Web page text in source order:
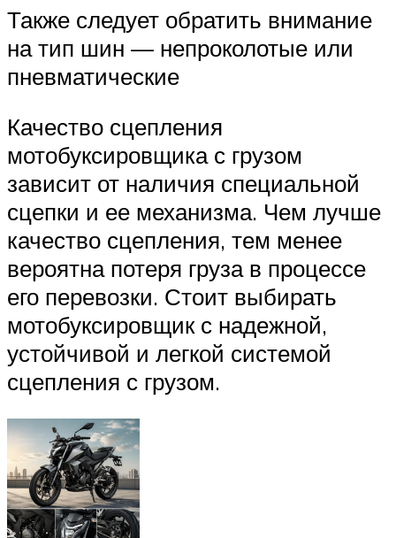
Также следует обратить внимание
на тип шин — непроколотые или
пневматические
Качество сцепления
мотобуксировщика с грузом
зависит от наличия специальной
сцепки и ее механизма. Чем лучше
качество сцепления, тем менее
вероятна потеря груза в процессе
его перевозки. Стоит выбирать
мотобуксировщик с надежной,
устойчивой и легкой системой
сцепления с грузом.